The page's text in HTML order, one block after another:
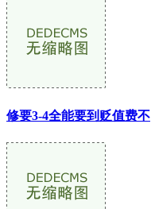
修要3-4全能要到贬值费不